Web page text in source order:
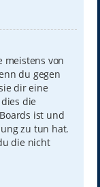
meistens von
du gegen
dir eine
die
ist und
zu tun hat.
die nicht